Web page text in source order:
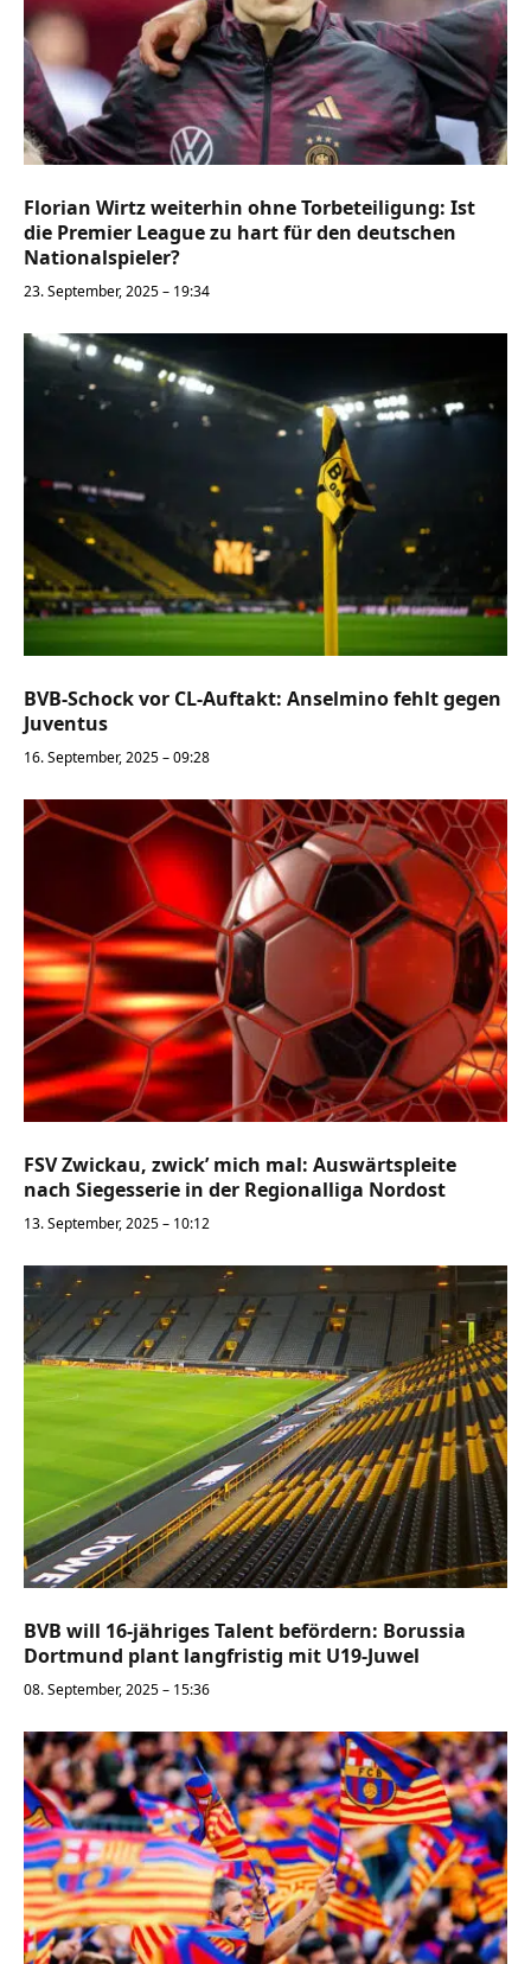
Florian Wirtz weiterhin ohne Torbeteiligung: Ist
die Premier League zu hart für den deutschen
Nationalspieler?
23. September, 2025 – 19:34
BVB-Schock vor CL-Auftakt: Anselmino fehlt gegen
Juventus
16. September, 2025 – 09:28
FSV Zwickau, zwick’ mich mal: Auswärtspleite
nach Siegesserie in der Regionalliga Nordost
13. September, 2025 – 10:12
BVB will 16-jähriges Talent befördern: Borussia
Dortmund plant langfristig mit U19-Juwel
08. September, 2025 – 15:36